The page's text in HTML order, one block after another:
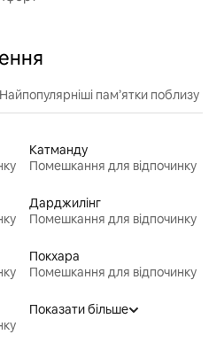
Найпопулярніші пам’ятки поблизу
Катманду
Помешкання для відпочинку
Дарджилінг
Помешкання для відпочинку
Покхара
Помешкання для відпочинку
Показати більше